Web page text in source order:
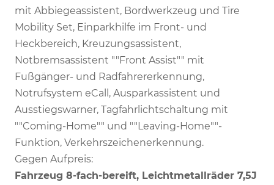
mit Abbiegeassistent, Bordwerkzeug und Tire
Mobility Set, Einparkhilfe im Front- und
Heckbereich, Kreuzungsassistent,
Notbremsassistent ""Front Assist"" mit
Fußgänger- und Radfahrererkennung,
Notrufsystem eCall, Ausparkassistent und
Ausstiegswarner, Tagfahrlichtschaltung mit
""Coming-Home"" und ""Leaving-Home""-
Funktion, Verkehrszeichenerkennung.
Gegen Aufpreis:
Fahrzeug 8-fach-bereift, Leichtmetallräder 7,5J